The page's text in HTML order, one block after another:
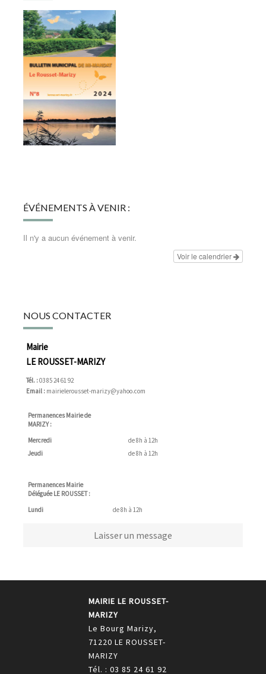
ÉVÉNEMENTS À VENIR :
Il n'y a aucun événement à venir.
Voir le calendrier
NOUS CONTACTER
Mairie
LE ROUSSET-MARIZY
Tél. :03 85 24 61 92
Email : mairielerousset-marizy@yahoo.com
Permanences Mairie de
MARIZY :
Mercredi
de 8h à 12h
Jeudi
de 8h à 12h
Permanences Mairie
Déléguée LE ROUSSET :
Lundi
de 8h à 12h
Laisser un message
MAIRIE LE ROUSSET-
MARIZY
Le Bourg Marizy,
71220 LE ROUSSET-
MARIZY
Tél. : 03 85 24 61 92